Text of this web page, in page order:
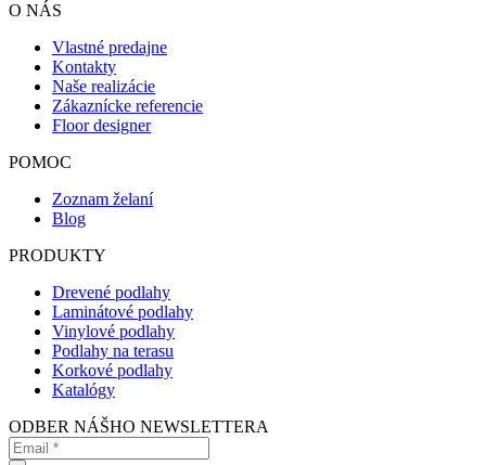
O NÁS
Vlastné predajne
Kontakty
Naše realizácie
Zákaznícke referencie
Floor designer
POMOC
Zoznam želaní
Blog
PRODUKTY
Drevené podlahy
Laminátové podlahy
Vinylové podlahy
Podlahy na terasu
Korkové podlahy
Katalógy
ODBER NÁŠHO NEWSLETTERA